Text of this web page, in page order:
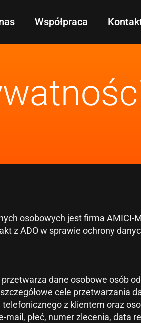
Współpraca
osobowych jest firma AMICI-
z ADO w sprawie ochrony
dane osobowe osób
cele przetwarzania
z klientem oraz
płeć, numer zlecenia,